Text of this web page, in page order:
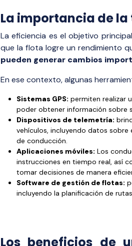
La importancia de
La eficiencia es el objetivo
que la flota logre un rendimiento
pueden generar cambios
En ese contexto, algunas
Sistemas GPS: permiten realizar
poder obtener información sobre
Dispositivos de telemetría:
vehículos, incluyendo datos
de conducción.
Aplicaciones móviles: Los
instrucciones en tiempo real, así
tomar decisiones de manera
Software de gestión de flotas:
incluyendo la planificación de
Los beneficios de